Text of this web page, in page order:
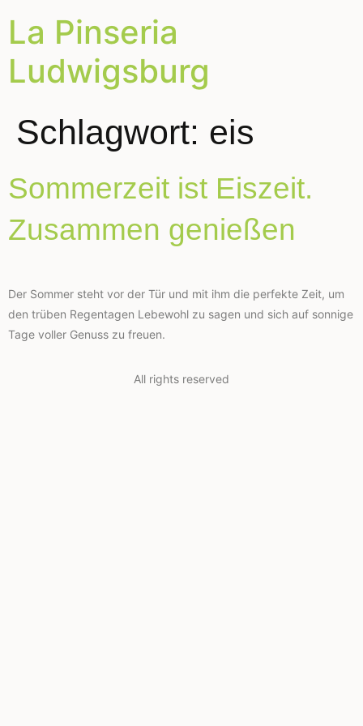
La Pinseria
Ludwigsburg
Schlagwort: eis
Sommerzeit ist Eiszeit.
Zusammen genießen
Der Sommer steht vor der Tür und mit ihm die perfekte Zeit, um
den trüben Regentagen Lebewohl zu sagen und sich auf sonnige
Tage voller Genuss zu freuen.
All rights reserved